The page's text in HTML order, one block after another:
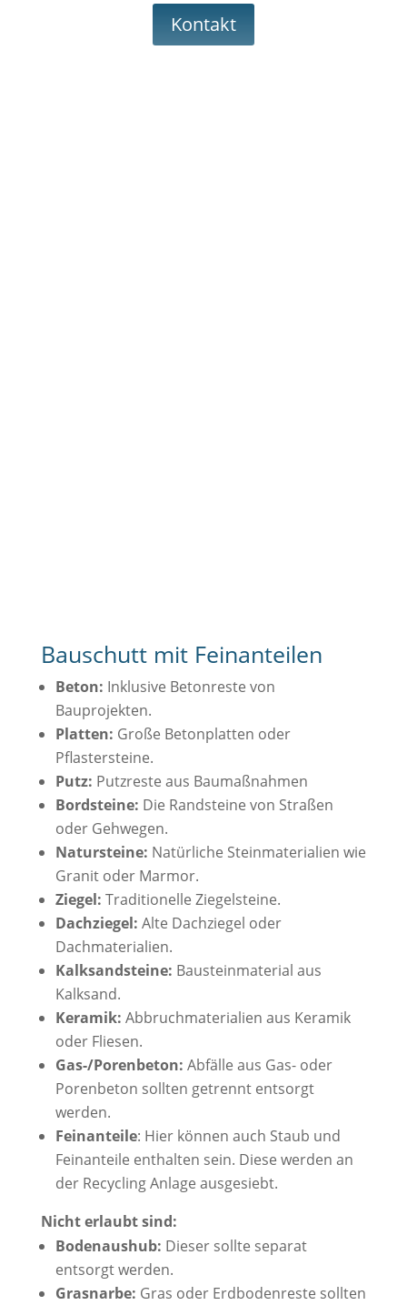
Kontakt
Bauschutt mit Feinanteilen
Beton: Inklusive Betonreste von
Bauprojekten.
Platten: Große Betonplatten oder
Pflastersteine.
Putz: Putzreste aus Baumaßnahmen
Bordsteine: Die Randsteine von Straßen
oder Gehwegen.
Natursteine: Natürliche Steinmaterialien wie
Granit oder Marmor.
Ziegel: Traditionelle Ziegelsteine.
Dachziegel: Alte Dachziegel oder
Dachmaterialien.
Kalksandsteine: Bausteinmaterial aus
Kalksand.
Keramik: Abbruchmaterialien aus Keramik
oder Fliesen.
Gas-/Porenbeton: Abfälle aus Gas- oder
Porenbeton sollten getrennt entsorgt
werden.
Feinanteile: Hier können auch Staub und
Feinanteile enthalten sein. Diese werden an
der Recycling Anlage ausgesiebt.
Nicht erlaubt sind:
Bodenaushub: Dieser sollte separat
entsorgt werden.
Grasnarbe: Gras oder Erdbodenreste sollten